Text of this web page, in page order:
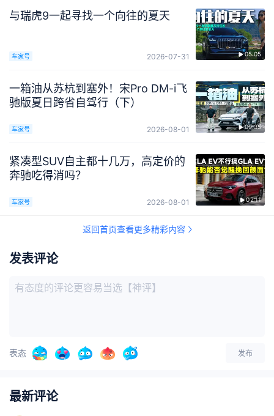
05:05
与瑞虎9一起寻找一个向往的夏天
2026-07-31
车家号
09:35
一箱油从苏杭到塞外！宋Pro DM-i飞
驰版夏日跨省自驾行（下）
2026-08-01
车家号
02:11
紧凑型SUV自主都十几万，高定价的
奔驰吃得消吗？
2026-08-01
车家号
返回首页查看更多精彩内容
发表评论
表态 发布
最新评论